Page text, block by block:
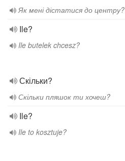
Як мені дістатися до центру?
Ile?
Ile butelek chcesz?
Скільки?
Скільки пляшок ти хочеш?
Ile?
Ile to kosztuje?